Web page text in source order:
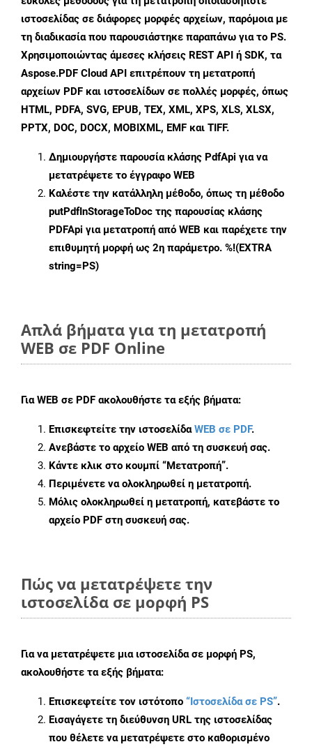
ιστοσελίδας σε διάφορες μορφές αρχείων, παρόμοια με
τη διαδικασία που παρουσιάστηκε παραπάνω για το PS.
Χρησιμοποιώντας άμεσες κλήσεις REST API ή SDK, τα
Aspose.PDF Cloud API επιτρέπουν τη μετατροπή
αρχείων PDF και ιστοσελίδων σε πολλές μορφές, όπως
HTML, PDFA, SVG, EPUB, TEX, XML, XPS, XLS, XLSX,
PPTX, DOC, DOCX, MOBIXML, EMF και TIFF.
Δημιουργήστε παρουσία κλάσης PdfApi για να
μετατρέψετε το έγγραφο WEB
Καλέστε την κατάλληλη μέθοδο, όπως τη μέθοδο
putPdfInStorageToDoc της παρουσίας κλάσης
PDFApi για μετατροπή από WEB και παρέχετε την
επιθυμητή μορφή ως 2η παράμετρο. %!(EXTRA
string=PS)
Απλά βήματα για τη μετατροπή
WEB σε PDF Online
ΓιαWEB σε PDF ακολουθήστε τα εξής βήματα:
Επισκεφτείτε την ιστοσελίδαWEB σε PDF.
Ανεβάστε το αρχείο WEB από τη συσκευή σας.
Κάντε κλικ στο κουμπί “Μετατροπή”.
Περιμένετε να ολοκληρωθεί η μετατροπή.
Μόλις ολοκληρωθεί η μετατροπή, κατεβάστε το
αρχείο PDF στη συσκευή σας.
Πώς να μετατρέψετε την
ιστοσελίδα σε μορφή PS
Για να μετατρέψετε μια ιστοσελίδα σε μορφή PS,
ακολουθήστε τα εξής βήματα:
Επισκεφτείτε τον ιστότοπο “Ιστοσελίδα σε PS”.
Εισαγάγετε τη διεύθυνση URL της ιστοσελίδας
που θέλετε να μετατρέψετε στο καθορισμένο